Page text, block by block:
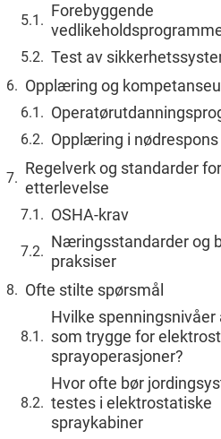
Forebyggende
Test av
Opplæring og
Opplæring i nødrespons
Regelverk og standarder for
etterlevelse
OSHA-krav
Næringsstandarder og
praksiser
Ofte stilte spørsmål
Hvilke spenningsnivåer
som trygge for
sprayoperasjoner?
Hvor ofte bør
testes i elektrostatiske
spraykabiner